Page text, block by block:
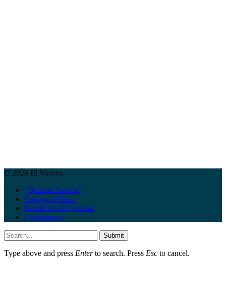
© 2026 El Vocero.
¿Quiénes Somos?
Código de Ética
Rendición de Cuentas
Contáctanos
Submit
Type above and press Enterto search. Press Esc to cancel.